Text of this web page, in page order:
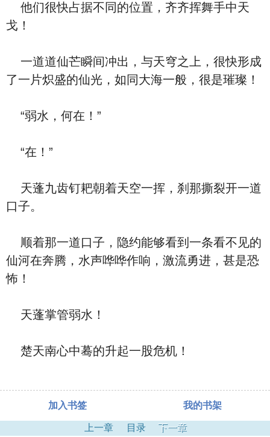
他们很快占据不同的位置，齐齐挥舞手中天
戈！
一道道仙芒瞬间冲出，与天穹之上，很快形成
了一片炽盛的仙光，如同大海一般，很是璀璨！
“弱水，何在！”
“在！”
天蓬九齿钉耙朝着天空一挥，刹那撕裂开一道
口子。
顺着那一道口子，隐约能够看到一条看不见的
仙河在奔腾，水声哗哗作响，激流勇进，甚是恐
怖！
天蓬掌管弱水！
楚天南心中蓦的升起一股危机！
加入书签 我的书架
上一章 目录 下一章